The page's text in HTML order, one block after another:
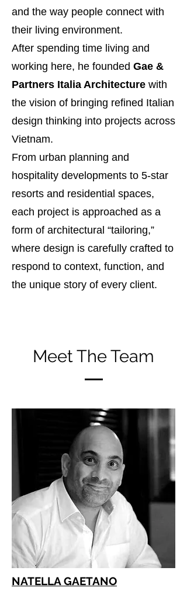
and the way people connect with
their living environment.
After spending time living and
working here, he founded Gae &
Partners Italia Architecture with
the vision of bringing refined Italian
design thinking into projects across
Vietnam.
From urban planning and
hospitality developments to 5-star
resorts and residential spaces,
each project is approached as a
form of architectural “tailoring,”
where design is carefully crafted to
respond to context, function, and
the unique story of every client.
Meet The Team
NATELLA GAETANO